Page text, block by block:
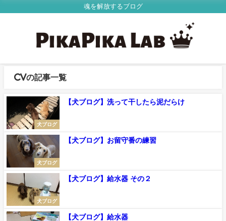
魂を解放するブログ
CVの記事一覧
犬ブログ
【犬ブログ】洗って干したら泥だらけ
犬ブログ
【犬ブログ】お留守番の練習
犬ブログ
【犬ブログ】給水器 その２
【犬ブログ】給水器